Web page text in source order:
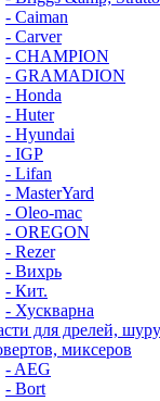
- Caiman
- Carver
- CHAMPION
- GRAMADION
- Honda
- Huter
- Hyundai
- IGP
- Lifan
- MasterYard
- Oleo-mac
- OREGON
- Rezer
- Вихрь
- Кит.
- Хускварна
для дрелей,
миксеров
- AEG
- Bort